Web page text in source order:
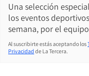
Una selección
los eventos
semana, por el
Al suscribirte estás aceptando los
Privacidad de La Tercera.